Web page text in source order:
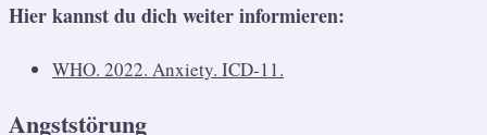
Hier kannst du dich weiter informieren:
WHO. 2022. Anxiety. ICD-11.
Angststörung